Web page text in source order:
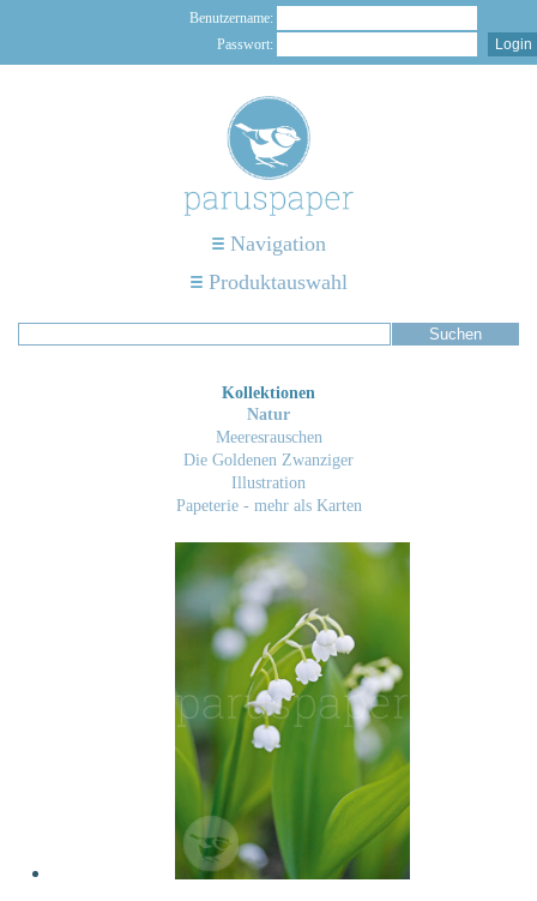
Benutzername:
Passwort:
Navigation
Produktauswahl
Kollektionen
Natur
Meeresrauschen
Die Goldenen Zwanziger
Illustration
Papeterie - mehr als Karten